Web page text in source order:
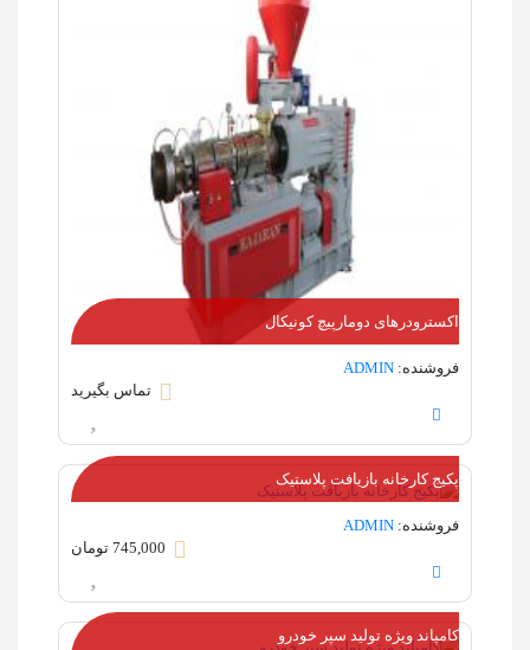
اکسترودرهای دومارپیچ کونیکال
فروشنده: ADMIN
تماس بگیرید
پکیج کارخانه بازیافت پلاستیک
فروشنده: ADMIN
745,000 تومان
کامپاند ویژه تولید سپر خودرو